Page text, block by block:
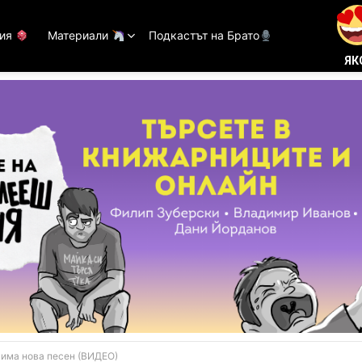
Материали Подкастът на Брато
нова песен (ВИДЕО)